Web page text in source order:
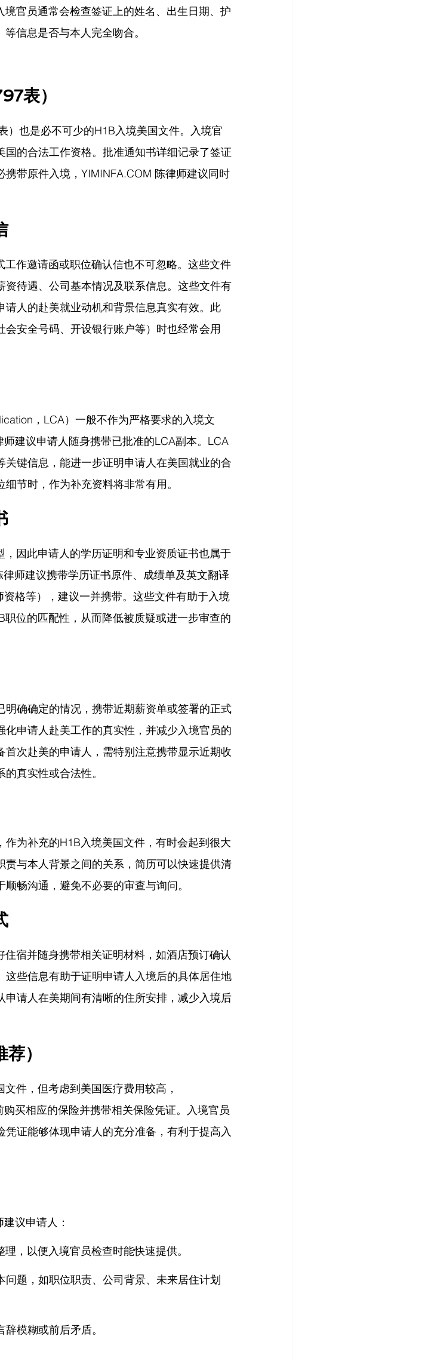
官员通常会检查签证上的姓名、出生日期、护
信息是否与本人完全吻合。
表）
）也是必不可少的H1B入境美国文件。入境官
的合法工作资格。批准通知书详细记录了签证
带原件入境， YIMINFA.COM 陈律师建议同时
作邀请函或职位确认信也不可忽略。这些文件
待遇、公司基本情况及联系信息。这些文件有
人的赴美就业动机和背景信息真实有效。此
安全号码、开设银行账户等）时也经常会用
，LCA）一般不作为严格要求的入境文
师建议申请人随身携带已批准的LCA副本。LCA
键信息，能进一步证明申请人在美国就业的合
节时，作为补充资料将非常有用。
因此申请人的学历证明和专业资质证书也属于
律师建议携带学历证书原件、成绩单及英文翻译
格等），建议一并携带。这些文件有助于入境
位的匹配性，从而降低被质疑或进一步审查的
确确定的情况，携带近期薪资单或签署的正式
申请人赴美工作的真实性，并减少入境官员的
次赴美的申请人，需特别注意携带显示近期收
真实性或合法性。
为补充的H1B入境美国文件，有时会起到很大
与本人背景之间的关系，简历可以快速提供清
畅沟通，避免不必要的审查与询问。
宿并随身携带相关证明材料，如酒店预订确认
些信息有助于证明申请人入境后的具体居住地
请人在美期间有清晰的住所安排，减少入境后
）
件，但考虑到美国医疗费用较高，
买相应的保险并携带相关保险凭证。入境官员
证能够体现申请人的充分准备，有利于提高入
建议申请人：
，以便入境官员检查时能快速提供。
题，如职位职责、公司背景、未来居住计划
模糊或前后矛盾。